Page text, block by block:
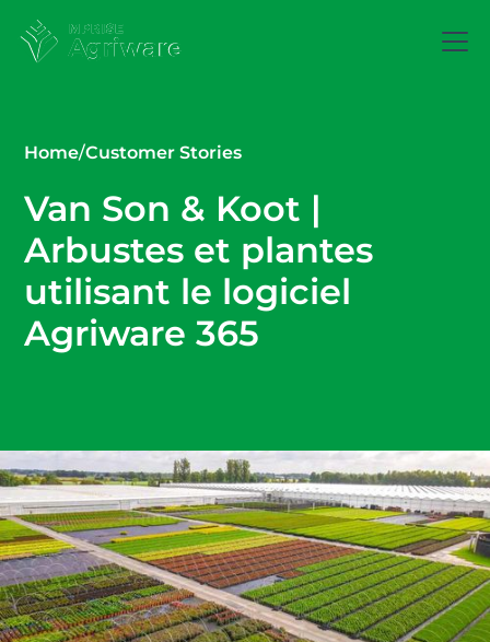
Home/Customer Stories
Van Son & Koot |
Arbustes et plantes
utilisant le logiciel
Agriware 365